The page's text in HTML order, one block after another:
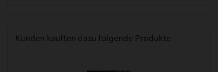
Kunden kauften dazu folgende Produkte